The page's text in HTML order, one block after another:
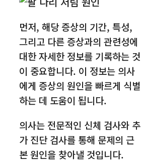
먼저, 해당 증상의 기간, 특성,
그리고 다른 증상과의 관련성에
대한 자세한 정보를 기록하는 것
이 중요합니다. 이 정보는 의사
에게 증상의 원인을 빠르게 식별
하는 데 도움이 됩니다.
의사는 전문적인 신체 검사와 추
가 진단 검사를 통해 문제의 근
본 원인을 찾아낼 것입니다.